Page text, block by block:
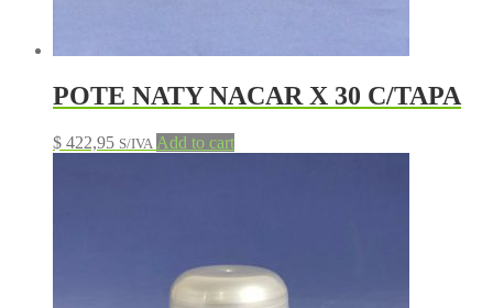
POTE NATY NACAR X 30 C/TAPA
$ 422,95 S/IVA Add to cart